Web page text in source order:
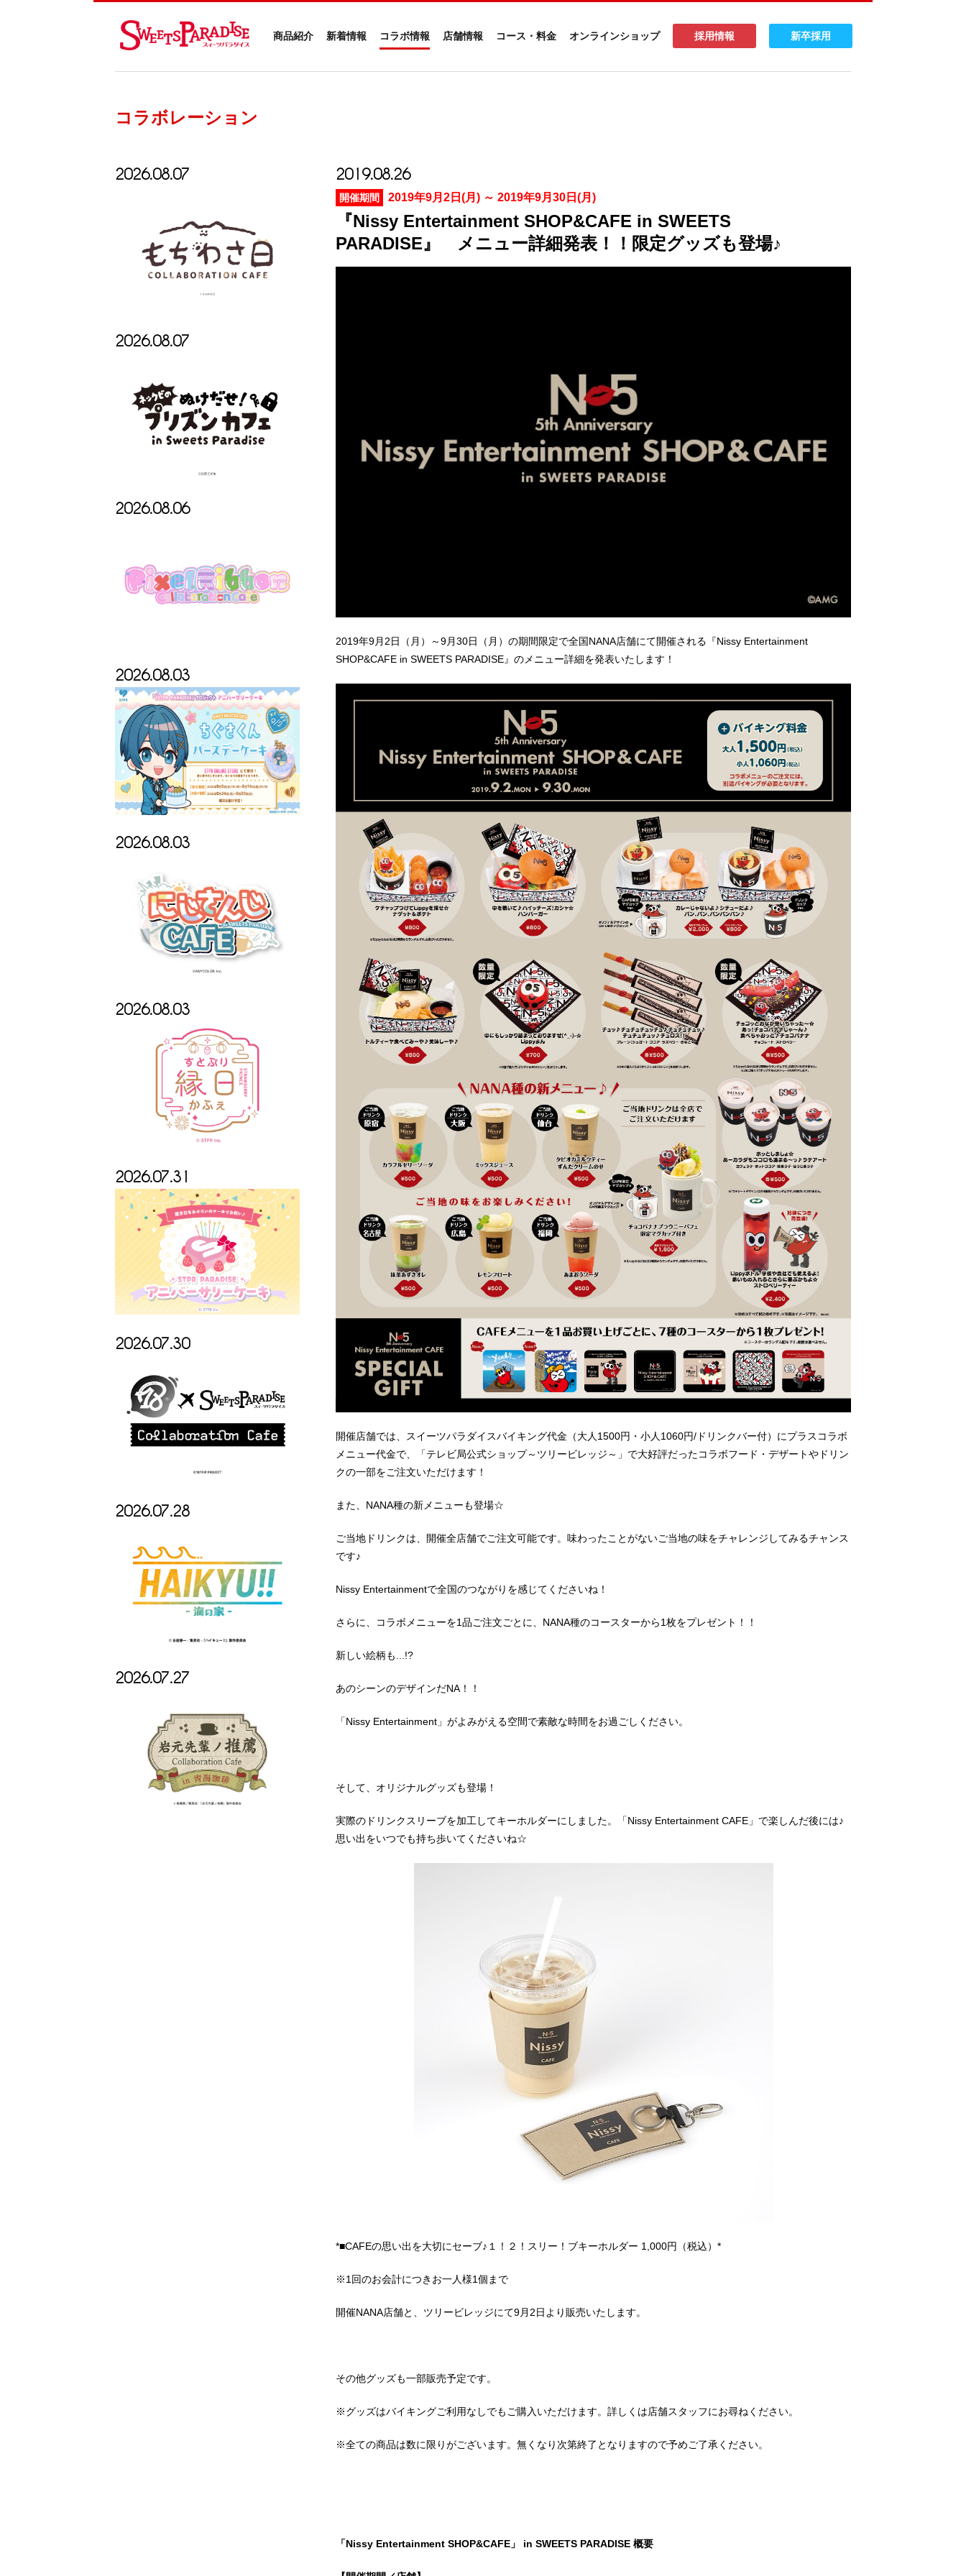
商品紹介 新着情報 コラボ情報 店舗情報 コース・料金 オンラインショップ 採用情報 新卒採用
コラボレーション
2026.08.07
2026.08.07
2026.08.06
2026.08.03
2026.08.03
2026.08.03
2026.07.31
2026.07.30
2026.07.28
2026.07.27
2019.08.26
開催期間 2019年9月2日(月) ～ 2019年9月30日(月)
『Nissy Entertainment SHOP&CAFE in SWEETS
PARADISE』 メニュー詳細発表！！限定グッズも登場♪
2019年9月2日（月）～9月30日（月）の期間限定で全国NANA店舗にて開催される『Nissy Entertainment
SHOP&CAFE in SWEETS PARADISE』のメニュー詳細を発表いたします！
開催店舗では、スイーツパラダイスバイキング代金（大人1500円・小人1060円/ドリンクバー付）にプラスコラボ
メニュー代金で、「テレビ局公式ショップ～ツリービレッジ～」で大好評だったコラボフード・デザートやドリン
クの一部をご注文いただけます！
また、NANA種の新メニューも登場☆
ご当地ドリンクは、開催全店舗でご注文可能です。味わったことがないご当地の味をチャレンジしてみるチャンス
です♪
Nissy Entertainmentで全国のつながりを感じてくださいね！
さらに、コラボメニューを1品ご注文ごとに、NANA種のコースターから1枚をプレゼント！！
新しい絵柄も...!?
あのシーンのデザインだNA！！
「Nissy Entertainment」がよみがえる空間で素敵な時間をお過ごしください。
そして、オリジナルグッズも登場！
実際のドリンクスリーブを加工してキーホルダーにしました。「Nissy Entertainment CAFE」で楽しんだ後には♪
思い出をいつでも持ち歩いてくださいね☆
*■CAFEの思い出を大切にセーブ♪１！２！スリー！ブキーホルダー 1,000円（税込）*
※1回のお会計につきお一人様1個まで
開催NANA店舗と、ツリービレッジにて9月2日より販売いたします。
その他グッズも一部販売予定です。
※グッズはバイキングご利用なしでもご購入いただけます。詳しくは店舗スタッフにお尋ねください。
※全ての商品は数に限りがございます。無くなり次第終了となりますので予めご了承ください。
「Nissy Entertainment SHOP&CAFE」 in SWEETS PARADISE 概要